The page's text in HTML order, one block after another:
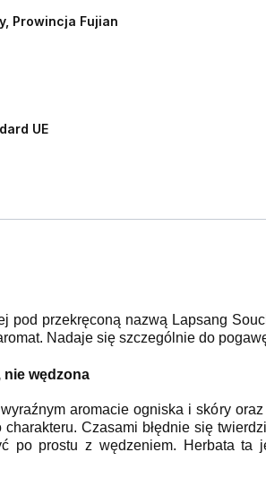
Prowincja Fujian
UE
pod przekręconą nazwą Lapsang
Nadaje się szczególnie do
nie wędzona
aromacie ogniska i skóry
Czasami błędnie się
po prostu z wędzeniem. Herbata ta